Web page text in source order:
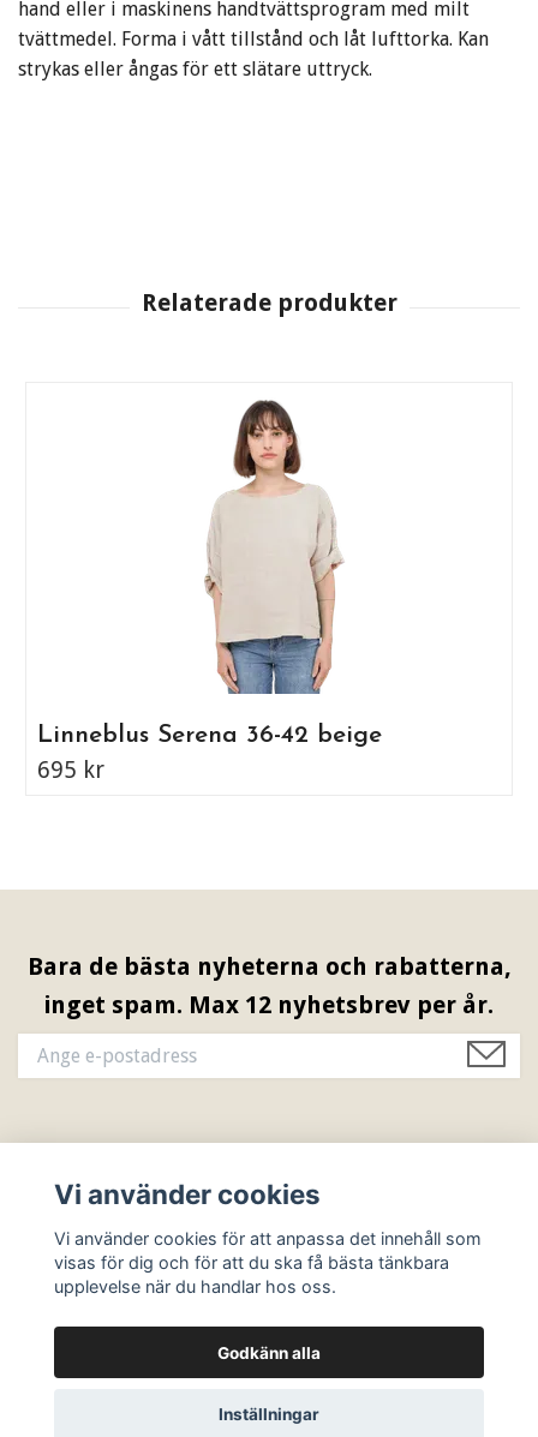
hand eller i maskinens handtvättsprogram med milt
tvättmedel. Forma i vått tillstånd och låt lufttorka. Kan
strykas eller ångas för ett slätare uttryck.
Linneblus Serena 36-42 beige
695 kr
Bara de bästa nyheterna och rabatterna,
inget spam. Max 12 nyhetsbrev per år.
Sociala medier
© 2026 Ebbes Butik
Vi använder cookies
Vi använder cookies för att anpassa det innehåll som
visas för dig och för att du ska få bästa tänkbara
upplevelse när du handlar hos oss.
Godkänn alla
Inställningar